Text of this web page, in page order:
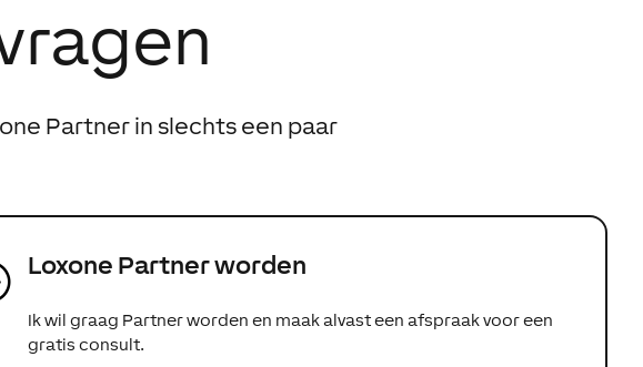
Partner in slechts een paar
Loxone Partner worden
Ik wil graag Partner worden en maak alvast een afspraak voor een
gratis consult.